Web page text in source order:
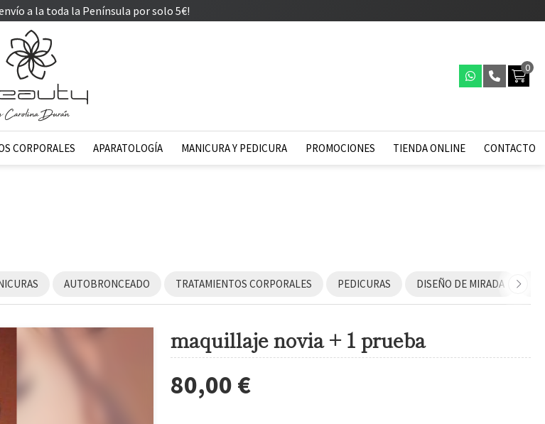
a la toda la Península por solo 5€!
0
CORPORALES APARATOLOGÍA MANICURA Y PEDICURA PROMOCIONES TIENDA ONLINE CONTACTO
AUTOBRONCEADO TRATAMIENTOS CORPORALES PEDICURAS DISEÑO DE MIRADA
maquillaje novia + 1 prueba
80,00 €